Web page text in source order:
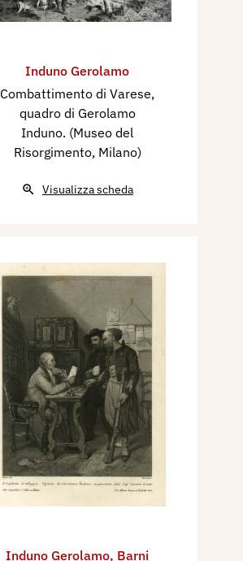
Induno Gerolamo
Combattimento di Varese,
quadro di Gerolamo
Induno. (Museo del
Risorgimento, Milano)
Visualizza scheda
Induno Gerolamo, Barni